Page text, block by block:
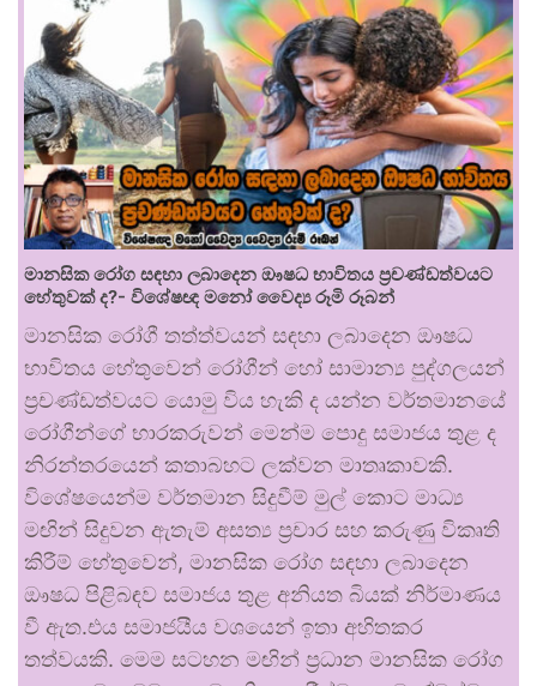
මානසික රෝග සඳහා ලබාදෙන ඖෂධ භාවිතය ප්‍රචණ්ඩත්වයට
හේතුවක් ද?- විශේෂඥ මනෝ වෛද්‍ය රූමි රූබන්
මානසික රෝගී තත්ත්වයන් සඳහා ලබාදෙන ඖෂධ
භාවිතය හේතුවෙන් රෝගීන් හෝ සාමාන්‍ය පුද්ගලයන්
ප්‍රචණ්ඩත්වයට යොමු විය හැකි ද යන්න වර්තමානයේ
රෝගීන්ගේ භාරකරුවන් මෙන්ම පොදු සමාජය තුළ ද
නිරන්තරයෙන් කතාබහට ලක්වන මාතෘකාවකි.
විශේෂයෙන්ම වර්තමාන සිදුවීම් මුල් කොට මාධ්‍ය
මඟින් සිදුවන ඇතැම් අසත්‍ය ප්‍රචාර සහ කරුණු විකෘති
කිරීම් හේතුවෙන්, මානසික රෝග සඳහා ලබාදෙන
ඖෂධ පිළිබඳව සමාජය තුළ අනියත බියක් නිර්මාණය
වී ඇත.එය සමාජයීය වශයෙන් ඉතා අහිතකර
තත්වයකි. මෙම සටහන මඟින් ප්‍රධාන මානසික රෝග